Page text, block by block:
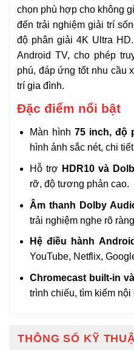
chọn phù hợp cho không
đến trải nghiệm giải trí
độ phân giải 4K Ultra
Android TV, cho phép
phú, đáp ứng tốt nhu cầu
trí gia đình.
Đặc điểm nổi bật
Màn hình75 inch, độ
hình ảnh sắc nét, chi
Hỗ trợ HDR10 và
rỡ, độ tương phản cao.
Âm thanh Dolby
trải nghiệm nghe rõ
Hệ điều hành
YouTube, Netflix,
Chromecast built-in
trình chiếu, tìm kiếm
THÔNG SỐ KỸ